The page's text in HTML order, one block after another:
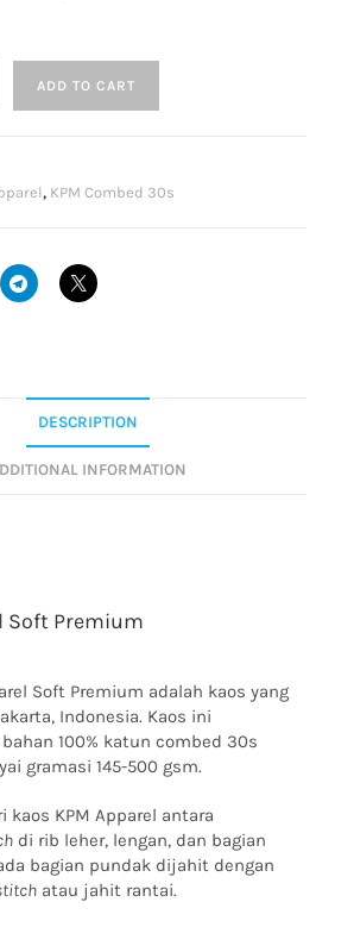
ADD TO CART
, KPM Combed 30s
DESCRIPTION
INFORMATION
Soft Premium
Soft Premium adalah kaos yang
Indonesia. Kaos ini
100% katun combed 30s
gramasi 145-500 gsm.
kaos KPM Apparel antara
di rib leher, lengan, dan bagian
bagian pundak dijahit dengan
atau jahit rantai.